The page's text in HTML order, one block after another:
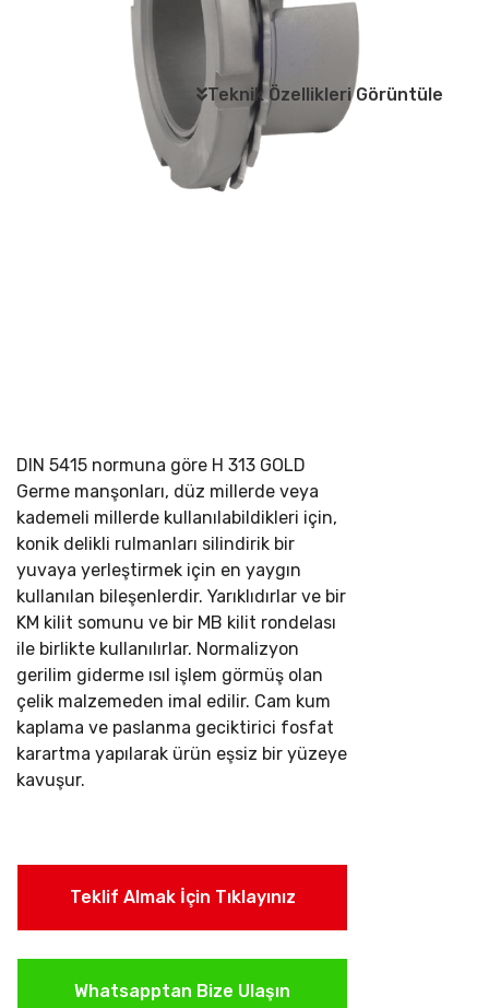
Teknik Özellikleri Görüntüle
DIN 5415 normuna göre H 313 GOLD
Germe manşonları, düz millerde veya
kademeli millerde kullanılabildikleri için,
konik delikli rulmanları silindirik bir
yuvaya yerleştirmek için en yaygın
kullanılan bileşenlerdir. Yarıklıdırlar ve bir
KM kilit somunu ve bir MB kilit rondelası
ile birlikte kullanılırlar. Normalizyon
gerilim giderme ısıl işlem görmüş olan
çelik malzemeden imal edilir. Cam kum
kaplama ve paslanma geciktirici fosfat
karartma yapılarak ürün eşsiz bir yüzeye
kavuşur.
Teklif Almak İçin Tıklayınız
Whatsapptan Bize Ulaşın